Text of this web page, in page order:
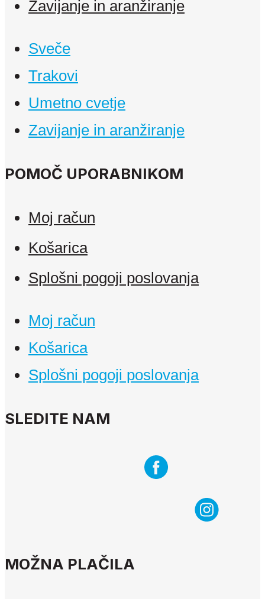
Zavijanje in aranžiranje
Sveče
Trakovi
Umetno cvetje
Zavijanje in aranžiranje
POMOČ UPORABNIKOM
Moj račun
Košarica
Splošni pogoji poslovanja
Moj račun
Košarica
Splošni pogoji poslovanja
SLEDITE NAM
MOŽNA PLAČILA